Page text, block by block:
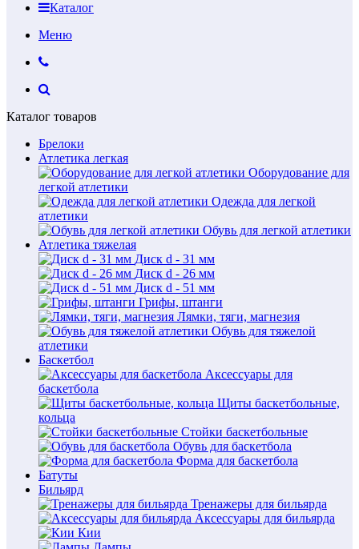
Каталог
Меню
Каталог товаров
Брелоки
Атлетика легкая
Оборудование для
легкой атлетики
Одежда для легкой
атлетики
Обувь для легкой атлетики
Атлетика тяжелая
Диск d - 31 мм
Диск d - 26 мм
Диск d - 51 мм
Грифы, штанги
Лямки, тяги, магнезия
Обувь для тяжелой
атлетики
Баскетбол
Аксессуары для
баскетбола
Щиты баскетбольные,
кольца
Стойки баскетбольные
Обувь для баскетбола
Форма для баскетбола
Батуты
Бильярд
Тренажеры для бильярда
Аксессуары для бильярда
Кии